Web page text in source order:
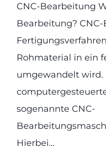
CNC-Bearbeitung
Bearbeitung?
Rohmaterial in ein
umgewandelt wird.
sogenannte CNC-
Hierbei…